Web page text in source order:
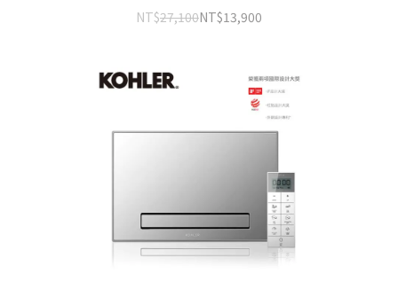
NT$27,100NT$13,900